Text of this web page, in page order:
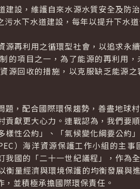
設，維護自來水源水質安全及防
水下水道建設，每年以提升下水
再利用之循環型社會，以追求永
的項目之一，為了能源的再利用
源回收的措施，以克服缺乏能源
配合國際環保趨勢，善盡地球村
獻更大心力。連戰認為，我們要
樣性公約」、「氣候變化綱要公約
）海洋資源保護工作小組的主
我國的「二十一世紀議程」，作為
衡量經濟與環境保護的均衡發展
並積極承擔國際環保責任。